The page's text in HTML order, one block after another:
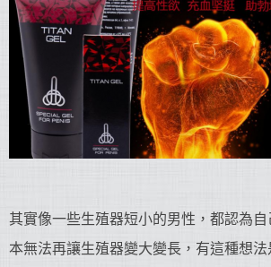
其實像一些生殖器短小的男性，都認為
本無法再讓生殖器變大變長，有這種想